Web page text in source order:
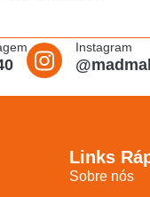
Instagram
Links
Sobre nós